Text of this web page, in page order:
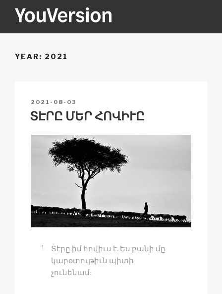
YOUVERSION
YEAR: 2021
POSTED
ON
2021-08-03
ՏԷՐԸ ՄԵՐ ՀՈՎԻՒԸ
1
Տէրը իմ հովիւս է. Ես բանի մը
կարօտութիւն պիտի
չունենամ։